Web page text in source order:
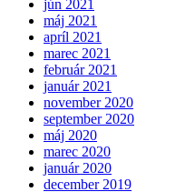
jún 2021
máj 2021
apríl 2021
marec 2021
február 2021
január 2021
november 2020
september 2020
máj 2020
marec 2020
január 2020
december 2019